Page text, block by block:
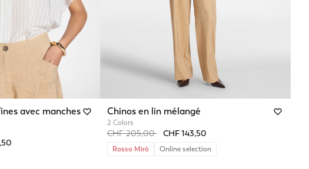
avec manches
Chinos en lin mélangé
2 Colors
Price reduced from
CHF 205,00toCHF 143,50
Rosso Mirò Online selection